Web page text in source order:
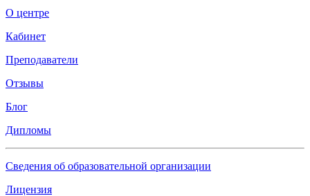
О центре
Кабинет
Преподаватели
Отзывы
Блог
Дипломы
Сведения об образовательной организации
Лицензия